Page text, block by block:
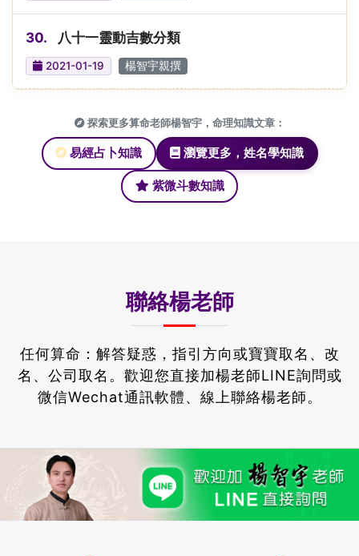
30. 八十一靈動吉數分類
2021-01-19 楊智宇親撰
探索更多算命老師楊智宇，命理知識文章：
易經占卜知識 瀏覽更多，姓名學知識
紫微斗數知識
聯絡楊老師
任何算命：解答疑惑，指引方向或寶寶取名、改
名、公司取名。 歡迎您直接加楊老師LINE詢問或
微信Wechat通訊軟體、線上聯絡楊老師。